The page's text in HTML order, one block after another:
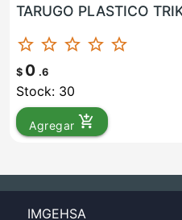
TARUGO PLASTICO
star_border star_border star_border star_border star_border
$ 0 .6
Stock: 30
Agregar add_shopping_cart
IMGEHSA